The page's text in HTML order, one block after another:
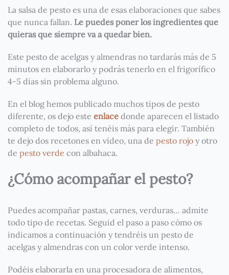
La salsa de pesto es una de esas elaboraciones que sabes
que nunca fallan. Le puedes poner los ingredientes que
quieras que siempre va a quedar bien.
Este pesto de acelgas y almendras no tardarás más de 5
minutos en elaborarlo y podrás tenerlo en el frigorífico
4-5 días sin problema alguno.
En el blog hemos publicado muchos tipos de pesto
diferente, os dejo este enlace donde aparecen el listado
completo de todos, así tenéis más para elegir. También
te dejo dos recetones en vídeo, una de pesto rojo y otro
de pesto verde con albahaca.
¿Cómo acompañar el pesto?
Puedes acompañar pastas, carnes, verduras… admite
todo tipo de recetas. Seguid el paso a paso cómo os
indicamos a continuación y tendréis un pesto de
acelgas y almendras con un color verde intenso.
Podéis elaborarla en una procesadora de alimentos,